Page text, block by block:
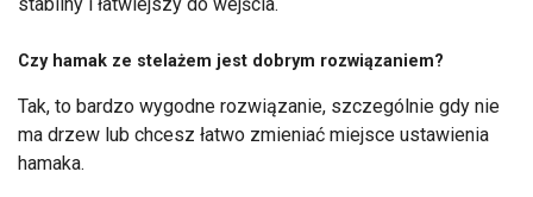
Czy hamak ze stelażem jest dobrym rozwiązaniem?
Tak, to bardzo wygodne rozwiązanie, szczególnie gdy nie
ma drzew lub chcesz łatwo zmieniać miejsce ustawienia
hamaka.